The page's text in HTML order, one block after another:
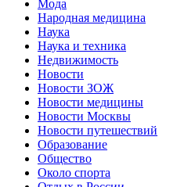
Мода
Народная медицина
Наука
Наука и техника
Недвижимость
Новости
Новости ЗОЖ
Новости медицины
Новости Москвы
Новости путешествий
Образование
Общество
Около спорта